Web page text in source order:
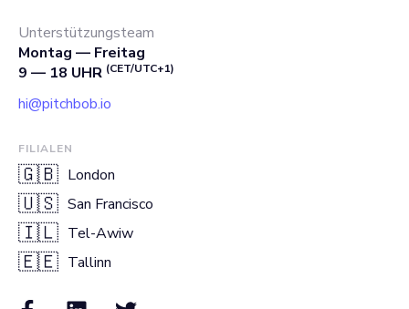
Unterstützungsteam
Montag — Freitag
9 — 18 UHR (CET/UTC+1)
hi@pitchbob.io
FILIALEN
🇬🇧 London
🇺🇸 San Francisco
🇮🇱 Tel-Awiw
🇪🇪 Tallinn